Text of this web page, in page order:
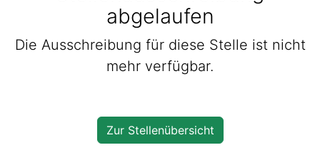
abgelaufen
Die Ausschreibung für diese Stelle ist nicht
mehr verfügbar.
Zur Stellenübersicht